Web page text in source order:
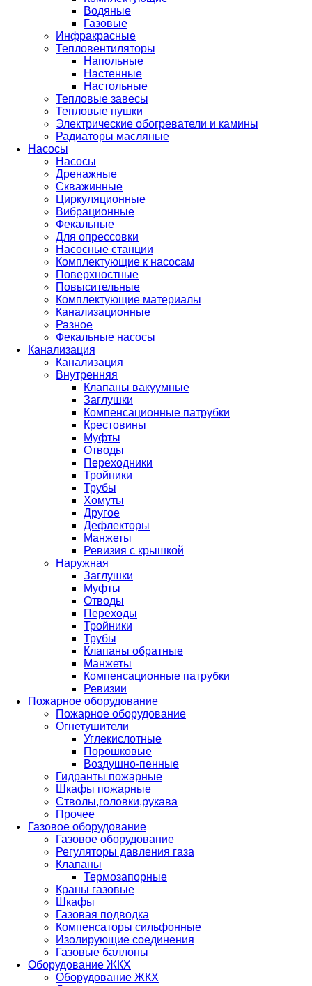
Водяные
Газовые
Инфракрасные
Тепловентиляторы
Напольные
Настенные
Настольные
Тепловые завесы
Тепловые пушки
Электрические обогреватели и камины
Радиаторы масляные
Насосы
Насосы
Дренажные
Скважинные
Циркуляционные
Вибрационные
Фекальные
Для опрессовки
Насосные станции
Комплектующие к насосам
Поверхностные
Повысительные
Комплектующие материалы
Канализационные
Разное
Фекальные насосы
Канализация
Канализация
Внутренняя
Клапаны вакуумные
Заглушки
Компенсационные патрубки
Крестовины
Муфты
Отводы
Переходники
Тройники
Трубы
Хомуты
Другое
Дефлекторы
Манжеты
Ревизия с крышкой
Наружная
Заглушки
Муфты
Отводы
Переходы
Тройники
Трубы
Клапаны обратные
Манжеты
Компенсационные патрубки
Ревизии
Пожарное оборудование
Пожарное оборудование
Огнетушители
Углекислотные
Порошковые
Воздушно-пенные
Гидранты пожарные
Шкафы пожарные
Стволы,головки,рукава
Прочее
Газовое оборудование
Газовое оборудование
Регуляторы давления газа
Клапаны
Термозапорные
Краны газовые
Шкафы
Газовая подводка
Компенсаторы сильфонные
Изолирующие соединения
Газовые баллоны
Оборудование ЖКХ
Оборудование ЖКХ